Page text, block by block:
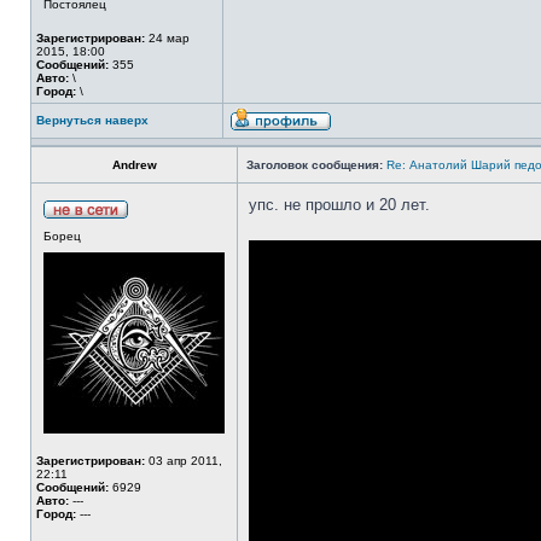
Постоялец
Зарегистрирован: 24 мар
2015, 18:00
Сообщений: 355
Авто: \
Город: \
Вернуться наверх
Аndrew Заголовок сообщения: Re: Анатолий Шарий
Борец
Зарегистрирован: 03 апр 2011,
22:11
Сообщений: 6929
Авто: ---
Город: ---
упс. не прошло и 20 лет.